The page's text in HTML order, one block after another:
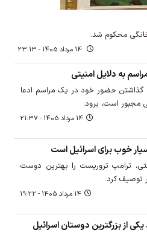
محکوم شد.
به دلایل امنیتی
گذاشتن حضور خود در یک مراسم ادعا
مجبور است، برود.
14 مرداد 1405 - 21:37
خوب برای اسرائیل است
ترامپ تروریست را بهترین دوست
توصیف کرد.
14 مرداد 1405 - 19:22
از بزرگترین دوستان اسرائیل